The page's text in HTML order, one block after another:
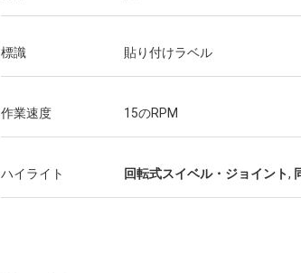
標識 貼り付けラベル
作業速度 15のRPM
ハイライト 回転式スイベル・ジョイント,